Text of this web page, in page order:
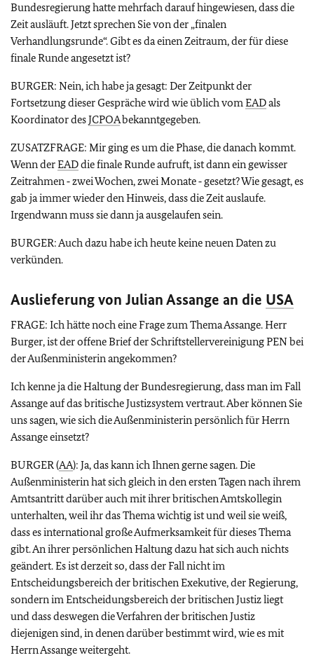
Bundesregierung hatte mehrfach darauf hingewiesen, dass die
Zeit ausläuft. Jetzt sprechen Sie von der „finalen
Verhandlungsrunde“. Gibt es da einen Zeitraum, der für diese
finale Runde angesetzt ist?
BURGER: Nein, ich habe ja gesagt: Der Zeitpunkt der
Fortsetzung dieser Gespräche wird wie üblich vomEADals
Koordinator desJCPOAbekanntgegeben.
ZUSATZFRAGE: Mir ging es um die Phase, die danach kommt.
Wenn derEADdie finale Runde aufruft, ist dann ein gewisser
Zeitrahmen ‑ zwei Wochen, zwei Monate ‑ gesetzt? Wie gesagt, es
gab ja immer wieder den Hinweis, dass die Zeit auslaufe.
Irgendwann muss sie dann ja ausgelaufen sein.
BURGER: Auch dazu habe ich heute keine neuen Daten zu
verkünden.
Auslieferung von Julian Assange an die USA
FRAGE: Ich hätte noch eine Frage zum Thema Assange. Herr
Burger, ist der offene Brief der Schriftstellervereinigung PEN bei
der Außenministerin angekommen?
Ich kenne ja die Haltung der Bundesregierung, dass man im Fall
Assange auf das britische Justizsystem vertraut. Aber können Sie
uns sagen, wie sich die Außenministerin persönlich für Herrn
Assange einsetzt?
BURGER (AA): Ja, das kann ich Ihnen gerne sagen. Die
Außenministerin hat sich gleich in den ersten Tagen nach ihrem
Amtsantritt darüber auch mit ihrer britischen Amtskollegin
unterhalten, weil ihr das Thema wichtig ist und weil sie weiß,
dass es international große Aufmerksamkeit für dieses Thema
gibt. An ihrer persönlichen Haltung dazu hat sich auch nichts
geändert. Es ist derzeit so, dass der Fall nicht im
Entscheidungsbereich der britischen Exekutive, der Regierung,
sondern im Entscheidungsbereich der britischen Justiz liegt
und dass deswegen die Verfahren der britischen Justiz
diejenigen sind, in denen darüber bestimmt wird, wie es mit
Herrn Assange weitergeht.